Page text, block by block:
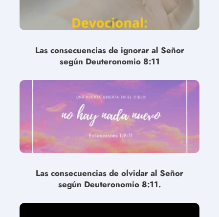
Las consecuencias de ignorar al Señor
según Deuteronomio 8:11
Las consecuencias de olvidar al Señor
según Deuteronomio 8:11.